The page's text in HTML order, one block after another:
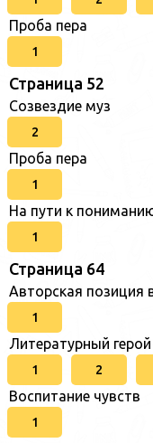
Проба пера
1
Страница 52
Созвездие муз
2
Проба пера
1
На пути к
1
Страница 64
Авторская позиция
1
Литературный
1 2
Воспитание чувств
1